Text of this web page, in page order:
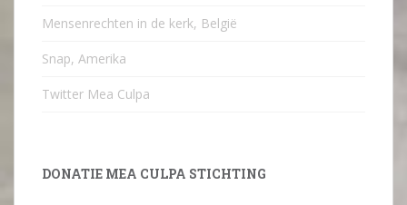
Mensenrechten in de kerk, België
Snap, Amerika
Twitter Mea Culpa
DONATIE MEA CULPA STICHTING